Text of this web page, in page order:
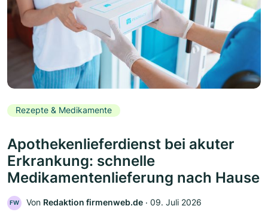
Rezepte & Medikamente
Apothekenlieferdienst bei akuter
Erkrankung: schnelle
Medikamentenlieferung nach Hause
FW Von Redaktion firmenweb.de ‧ 09. Juli 2026